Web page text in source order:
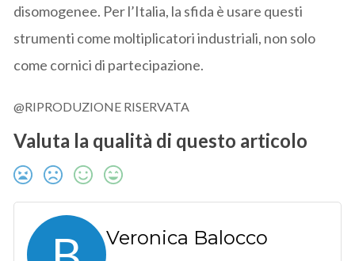
disomogenee. Per l’Italia, la sfida è usare questi
strumenti come moltiplicatori industriali, non solo
come cornici di partecipazione.
@RIPRODUZIONE RISERVATA
Valuta la qualità di questo articolo
Veronica Balocco